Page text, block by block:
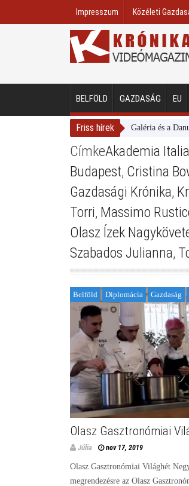
Impresszum Közéleti
BELFÖLD GAZDASÁG EU
Friss hírek
Magyar Nemzeti Galéria és a Danubia
CímkeAkademia Italia
Budapest, Cristina
Gazdasági Krónika,
Torri, Massimo
Olasz Ízek
Szabados Julianna,
Belföld Diplomácia Gazdaság
Olasz Gasztronómiai
Júlia nov 17, 2019
Olasz Gasztronómiai Világhét
megrendezésre az Olasz